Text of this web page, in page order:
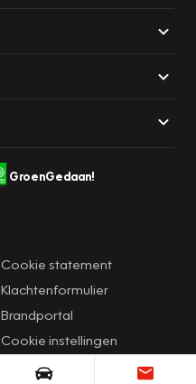
GroenGedaan!
Cookie statement
Klachtenformulier
Brandportal
Cookie instellingen